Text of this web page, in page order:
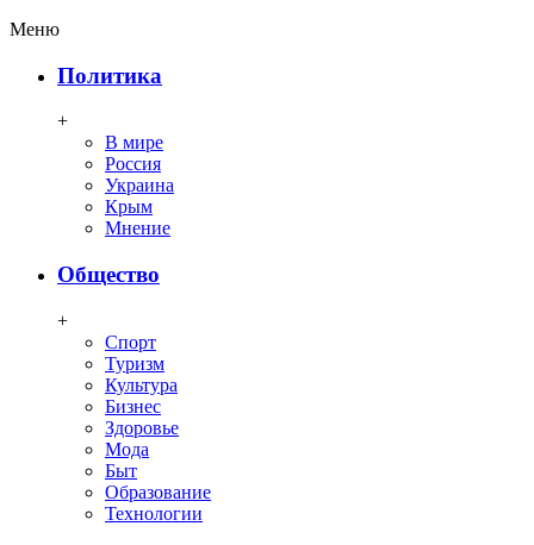
Меню
Политика
+
В мире
Россия
Украина
Крым
Мнение
Общество
+
Спорт
Туризм
Культура
Бизнес
Здоровье
Мода
Быт
Образование
Технологии